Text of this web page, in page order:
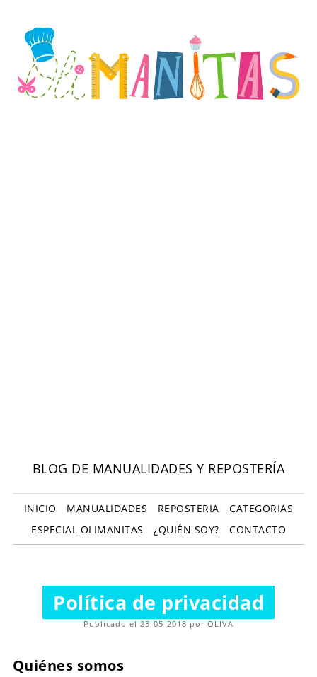
BLOG DE MANUALIDADES Y REPOSTERÍA
INICIO MANUALIDADES REPOSTERIA
CATEGORIAS
ESPECIAL OLIMANITAS
¿QUIÉN SOY? CONTACTO
Política de privacidad
Publicado el 23-05-2018 por OLIVA
Quiénes somos